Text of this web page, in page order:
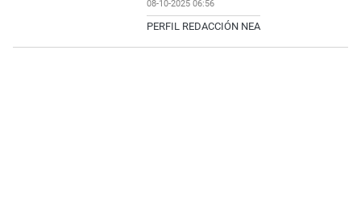
08-10-2025 06:56
PERFIL REDACCIÓN NEA